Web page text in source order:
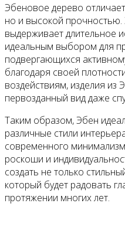
Эбеновое дерево
но и высокой прочностью.
выдерживает длительное
идеальным выбором для
подвергающихся
благодаря своей
воздействиям, изделия из
первозданный вид даже
Таким образом, Эбен
различные стили
современного
роскоши и
создать не только
который будет радовать
протяжении многих лет.